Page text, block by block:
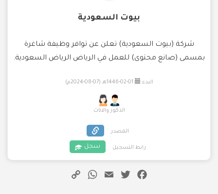
بيوت السعودية
شركة (بيوت السعودية) تعلن عن توافر وظيفة شاغرة
بمسمى (صانع محتوى) للعمل في الرياض الرياض السعودية.
البدء:
الذكور والاناث
المصدر
رابط التسجيل سجل
Facebook
Twitter
Email
WhatsApp